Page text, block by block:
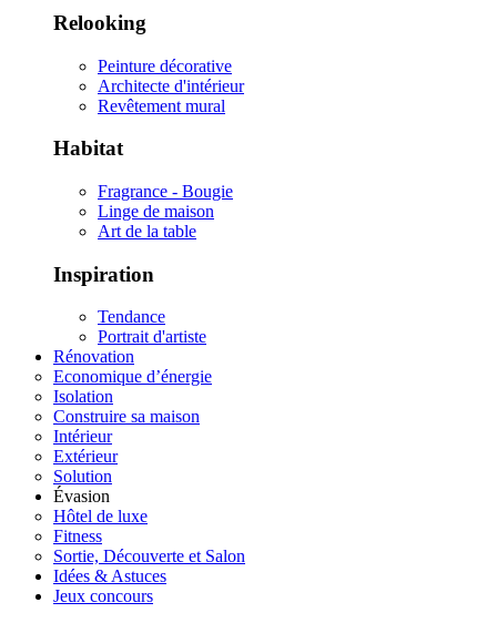
Relooking
Peinture décorative
Architecte d'intérieur
Revêtement mural
Habitat
Fragrance - Bougie
Linge de maison
Art de la table
Inspiration
Tendance
Portrait d'artiste
Rénovation
Economique d’énergie
Isolation
Construire sa maison
Intérieur
Extérieur
Solution
Évasion
Hôtel de luxe
Fitness
Sortie, Découverte et Salon
Idées & Astuces
Jeux concours